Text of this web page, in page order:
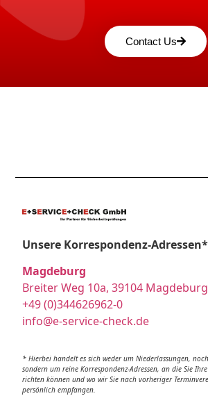
Contact Us
Unsere Korrespondenz-
Magdeburg
Breiter Weg 10a, 39104 Magdeburg
+49 (0)344626962-0
info@e-service-check.de
* Hierbei handelt es sich weder um Niederlassungen,
sondern um reine Korrespondenz-Adressen, an die Sie
richten können und wo wir Sie nach vorheriger
persönlich empfangen.